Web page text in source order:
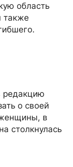
область
также
редакцию
о своей
в
столкнулась